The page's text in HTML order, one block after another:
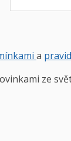
a
ze